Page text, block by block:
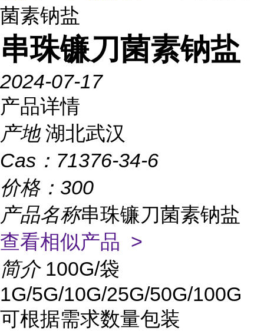
菌素钠盐
串珠镰刀菌素钠盐
2024-07-17
产品详情
产地 湖北武汉
Cas： 71376-34-6
价格： 300
产品名称串珠镰刀菌素钠盐
查看相似产品 >
简介 100G/袋
1G/5G/10G/25G/50G/100G
可根据需求数量包装